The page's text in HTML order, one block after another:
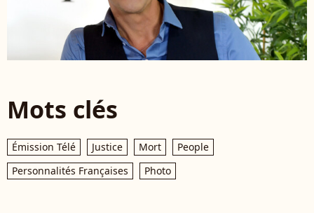
Mots clés
Émission Télé Justice Mort
People
Personnalités Françaises
Photo